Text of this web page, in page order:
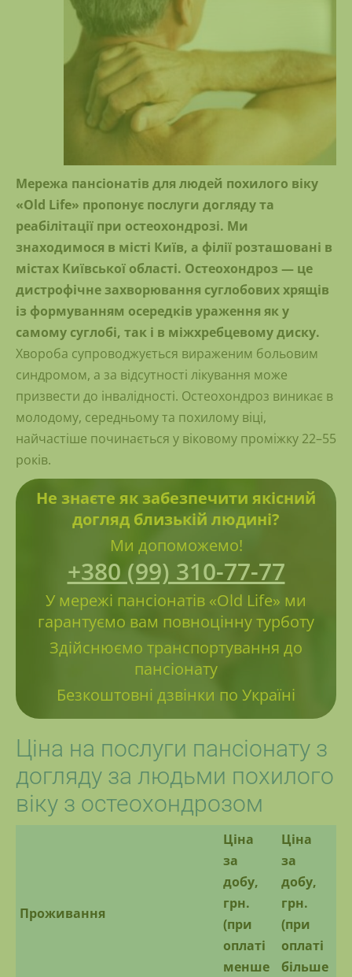
Мережа пансіонатів для людей похилого віку
«Old Life» пропонує послуги догляду та
реабілітації при остеохондрозі. Ми
знаходимося в місті Київ, а філії розташовані в
містах Київської області. Остеохондроз — це
дистрофічне захворювання суглобових хрящів
із формуванням осередків ураження як у
самому суглобі, так і в міжхребцевому диску.
Хвороба супроводжується вираженим больовим
синдромом, а за відсутності лікування може
призвести до інвалідності. Остеохондроз виникає в
молодому, середньому та похилому віці,
найчастіше починається у віковому проміжку 22–55
років.
Не знаєте як забезпечити якісний
догляд близькій людині?
Ми допоможемо!
+380 (99) 310-77-77
У мережі пансіонатів «Old Life» ми
гарантуємо вам повноцінну турботу
Здійснюємо транспортування до
пансіонату
Безкоштовні дзвінки по Україні
Ціна на послуги пансіонату з
догляду за людьми похилого
віку з остеохондрозом
Проживання
Ціна
за
добу,
грн.
(при
оплаті
менше
Ціна
за
добу,
грн.
(при
оплаті
більше